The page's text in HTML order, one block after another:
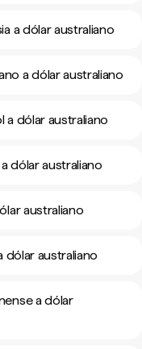
a dólar australiano
a dólar australiano
dólar australiano
dólar australiano
australiano
australiano
a dólar